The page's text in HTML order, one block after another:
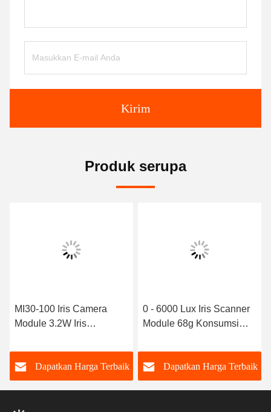
Kirim
Produk serupa
MI30-100 Iris Camera
Module 3.2W Iris
850nm Band Pencitraan
Dapatkan Harga Terbaik
0 - 6000 Lux Iris Scanner
Module 68g Konsumsi
Dapatkan Harga Terbaik